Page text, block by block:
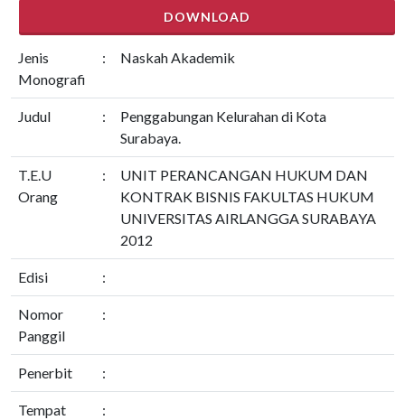
DOWNLOAD
Jenis
Monografi
: Naskah Akademik
Judul :
Penggabungan Kelurahan di Kota
Surabaya.
T.E.U
Orang
:
UNIT PERANCANGAN HUKUM DAN
KONTRAK BISNIS FAKULTAS HUKUM
UNIVERSITAS AIRLANGGA SURABAYA
2012
Edisi :
Nomor
Panggil
:
Penerbit :
Tempat
: